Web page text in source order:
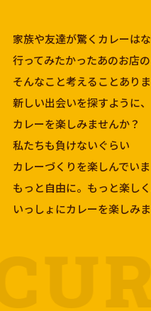
家族や友達が驚くカレーはな
行ってみたかったあのお店
そんなこと考えることあり
新しい出会いを探すように、
カレーを楽しみませんか？
私たちも負けないぐらい
カレーづくりを楽しんでいま
もっと自由に。もっと楽しく
いっしょにカレーを楽しみま